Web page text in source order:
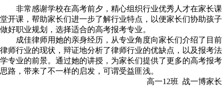
非常感谢学校在高考前夕，精心组织行业优秀人才在家长课
堂开课，帮助家长们进一步了解行业特点，以便家长们协助孩子
做好职业规划，选择适合的高考报考专业。
成佳律师用她的亲身经历，从专业角度向家长们介绍了目前
律师行业的现状，辩证地分析了律师行业的优缺点，以及报考法
学专业的前景。通过她的讲授，为家长们提供了更多的高考报考
思路，带来了不一样的启发，可谓受益匪浅。
高一12班 战一博家长